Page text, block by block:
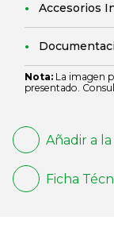
Accesorios
Nota: La imagen
presentado.
Añadir a la
Ficha